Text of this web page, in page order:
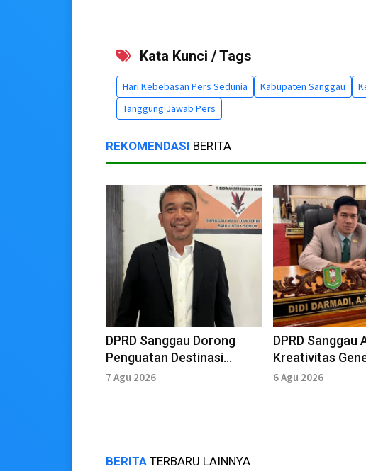
Kata Kunci / Tags
Hari Kebebasan Pers Sedunia Kabupaten Sanggau
Tanggung Jawab Pers
REKOMENDASI BERITA
DPRD Sanggau Dorong
Penguatan Destinasi
Wisata
7 Agu 2026
DPRD Sanggau
Kreativitas
6 Agu 2026
BERITA TERBARU LAINNYA